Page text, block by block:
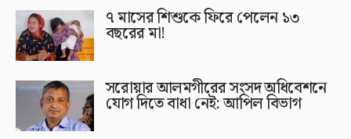
৭ মাসের শিশুকে ফিরে পেলেন ১৩
বছরের মা!
সরোয়ার আলমগীরের সংসদ অধিবেশনে
যোগ দিতে বাধা নেই: আপিল বিভাগ